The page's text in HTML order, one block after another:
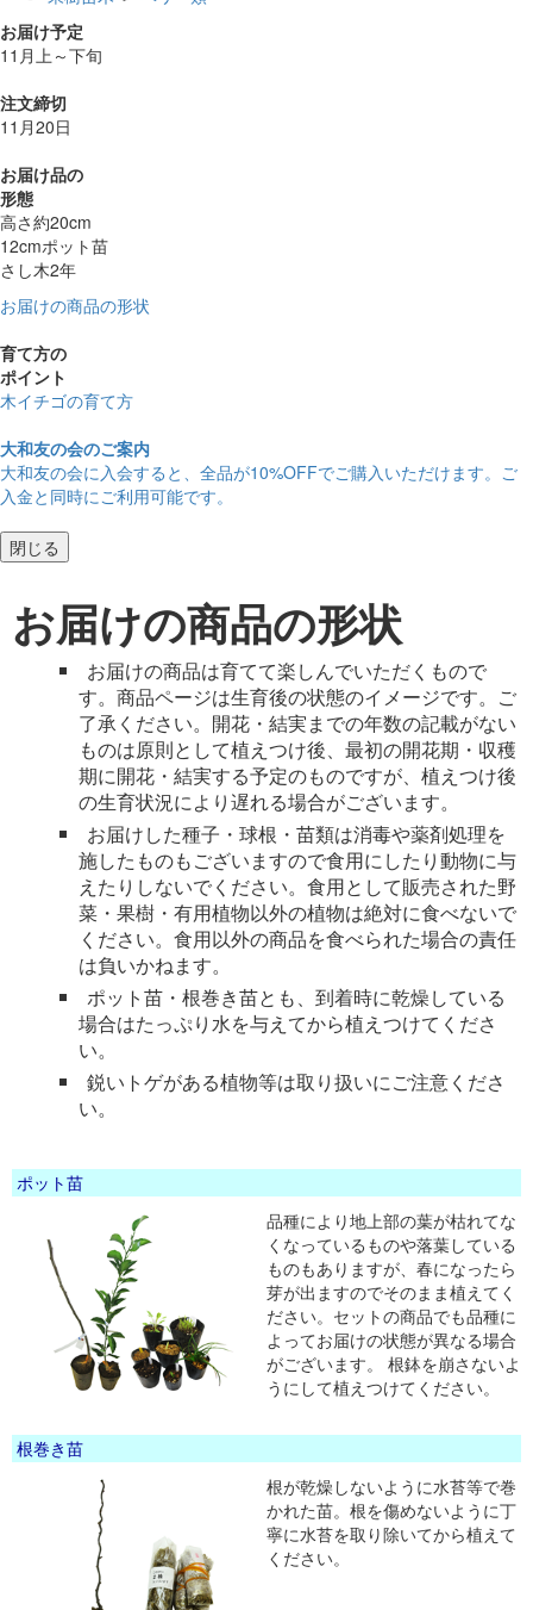
お届け予定
11月上～下旬
注文締切
11月20日
お届け品の
形態
高さ約20cm
12cmポット苗
さし木2年
お届けの商品の形状
育て方の
ポイント
木イチゴの育て方
大和友の会のご案内
大和友の会に入会すると、 全品が10%OFFでご購入いただけます。ご
入金と同時にご利用可能です。
閉じる
お届けの商品の形状
お届けの商品は育てて楽しんでいただくもので
す。商品ページは生育後の状態のイメージです。ご
了承ください。開花・結実までの年数の記載がない
ものは原則として植えつけ後、最初の開花期・収穫
期に開花・結実する予定のものですが、植えつけ後
の生育状況により遅れる場合がございます。
お届けした種子・球根・苗類は消毒や薬剤処理を
施したものもございますので食用にしたり動物に与
えたりしないでください。食用として販売された野
菜・果樹・有用植物以外の植物は絶対に食べないで
ください。食用以外の商品を食べられた場合の責任
は負いかねます。
ポット苗・根巻き苗とも、到着時に乾燥している
場合はたっぷり水を与えてから植えつけてくださ
い。
鋭いトゲがある植物等は取り扱いにご注意くださ
い。
ポット苗
品種により地上部の葉が枯れてな
くなっているものや落葉している
ものもありますが、春になったら
芽が出ますのでそのまま植えてく
ださい。セットの商品でも品種に
よってお届けの状態が異なる場合
がございます。 根鉢を崩さないよ
うにして植えつけてください。
根巻き苗
根が乾燥しないように水苔等で巻
かれた苗。根を傷めないように丁
寧に水苔を取り除いてから植えて
ください。